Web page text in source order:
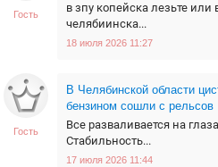
Гость
в зпу копейска лезьте или
челябиинска...
18 июля 2026 11:27
Гость
В Челябинской области
бензином сошли с рельсов
Все разваливается на
Стабильность...
17 июля 2026 11:44